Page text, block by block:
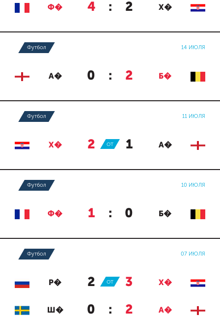
Ф� 4 : 2 Х�
Футбол 14 ИЮЛЯ
А� 0 : 2 Б�
Футбол 11 ИЮЛЯ
Х� 2 : 1 А�
ОТ
Футбол 10 ИЮЛЯ
Ф� 1 : 0 Б�
Футбол 07 ИЮЛЯ
Р� 2 : 3 Х�
ОТ
Ш� 0 : 2 А�